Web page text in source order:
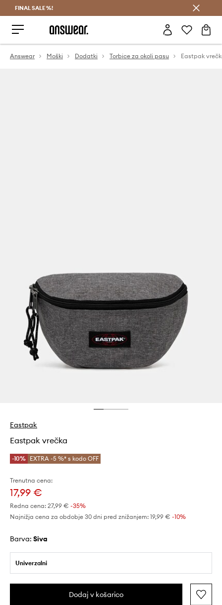
FINAL SALE %!
Answear Moški Dodatki Torbice za okoli pasu Eastpak
Eastpak
Eastpak vrečka
-10% EXTRA -5 %* s kodo OFF
Trenutna cena:
17,99 €
Redna cena: 27,99 € -35%
Najnižja cena za obdobje 30 dni pred znižanjem: 19,99 € -10%
Barva: siva
Univerzalni
Dodaj v košarico